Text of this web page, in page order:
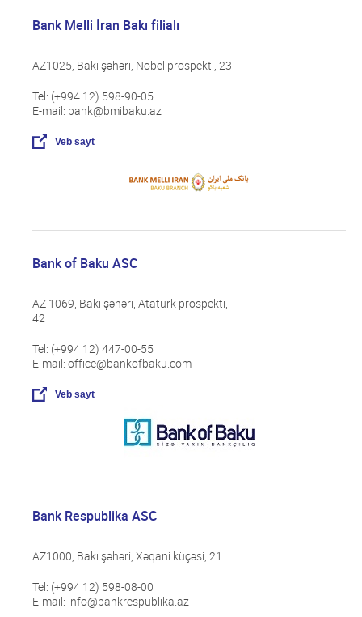
Bank Melli İran Bakı filialı
AZ1025, Bakı şəhəri, Nobel prospekti, 23
Tel: (+994 12) 598-90-05
E-mail: bank@bmibaku.az
Veb sayt
Bank of Baku ASC
AZ 1069, Bakı şəhəri, Atatürk prospekti,
42
Tel: (+994 12) 447-00-55
E-mail: office@bankofbaku.com
Veb sayt
Bank Respublika ASC
AZ1000, Bakı şəhəri, Xəqani küçəsi, 21
Tel: (+994 12) 598-08-00
E-mail: info@bankrespublika.az